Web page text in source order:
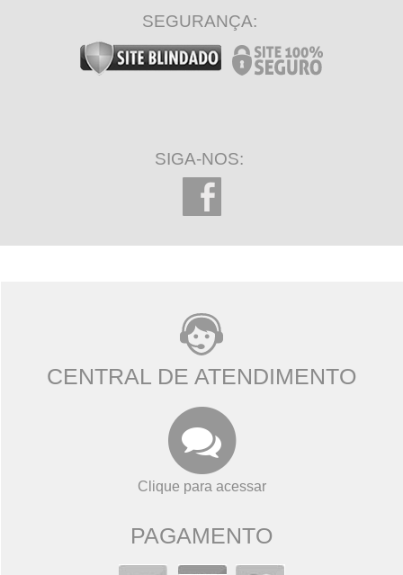
SEGURANÇA:
SIGA-NOS:
CENTRAL DE ATENDIMENTO
Clique para acessar
PAGAMENTO